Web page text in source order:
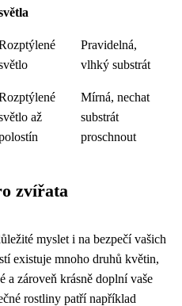
Pravidelná,
vlhký substrát
až
Mírná, nechat
substrát
proschnout
zvířata
myslet i na bezpečí vašich
existuje mnoho druhů květin,
a zároveň krásně doplní vaše
rostliny patří například